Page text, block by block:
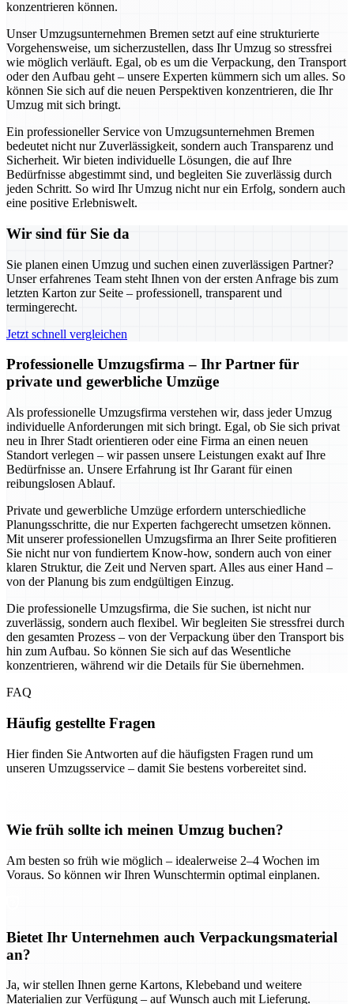
konzentrieren können.
Unser Umzugsunternehmen Bremen setzt auf eine strukturierte
Vorgehensweise, um sicherzustellen, dass Ihr Umzug so stressfrei
wie möglich verläuft. Egal, ob es um die Verpackung, den Transport
oder den Aufbau geht – unsere Experten kümmern sich um alles. So
können Sie sich auf die neuen Perspektiven konzentrieren, die Ihr
Umzug mit sich bringt.
Ein professioneller Service von Umzugsunternehmen Bremen
bedeutet nicht nur Zuverlässigkeit, sondern auch Transparenz und
Sicherheit. Wir bieten individuelle Lösungen, die auf Ihre
Bedürfnisse abgestimmt sind, und begleiten Sie zuverlässig durch
jeden Schritt. So wird Ihr Umzug nicht nur ein Erfolg, sondern auch
eine positive Erlebniswelt.
Wir sind für Sie da
Sie planen einen Umzug und suchen einen zuverlässigen Partner?
Unser erfahrenes Team steht Ihnen von der ersten Anfrage bis zum
letzten Karton zur Seite – professionell, transparent und
termingerecht.
Jetzt schnell vergleichen
Professionelle Umzugsfirma – Ihr Partner für
private und gewerbliche Umzüge
Als professionelle Umzugsfirma verstehen wir, dass jeder Umzug
individuelle Anforderungen mit sich bringt. Egal, ob Sie sich privat
neu in Ihrer Stadt orientieren oder eine Firma an einen neuen
Standort verlegen – wir passen unsere Leistungen exakt auf Ihre
Bedürfnisse an. Unsere Erfahrung ist Ihr Garant für einen
reibungslosen Ablauf.
Private und gewerbliche Umzüge erfordern unterschiedliche
Planungsschritte, die nur Experten fachgerecht umsetzen können.
Mit unserer professionellen Umzugsfirma an Ihrer Seite profitieren
Sie nicht nur von fundiertem Know-how, sondern auch von einer
klaren Struktur, die Zeit und Nerven spart. Alles aus einer Hand –
von der Planung bis zum endgültigen Einzug.
Die professionelle Umzugsfirma, die Sie suchen, ist nicht nur
zuverlässig, sondern auch flexibel. Wir begleiten Sie stressfrei durch
den gesamten Prozess – von der Verpackung über den Transport bis
hin zum Aufbau. So können Sie sich auf das Wesentliche
konzentrieren, während wir die Details für Sie übernehmen.
FAQ
Häufig gestellte Fragen
Hier finden Sie Antworten auf die häufigsten Fragen rund um
unseren Umzugsservice – damit Sie bestens vorbereitet sind.
Wie früh sollte ich meinen Umzug buchen?
Am besten so früh wie möglich – idealerweise 2–4 Wochen im
Voraus. So können wir Ihren Wunschtermin optimal einplanen.
Bietet Ihr Unternehmen auch Verpackungsmaterial
an?
Ja, wir stellen Ihnen gerne Kartons, Klebeband und weitere
Materialien zur Verfügung – auf Wunsch auch mit Lieferung.